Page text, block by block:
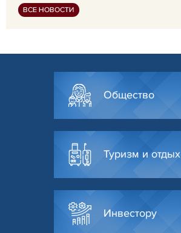
ВСЕ НОВОСТИ
Общество
Туризм и отдых
Инвестору